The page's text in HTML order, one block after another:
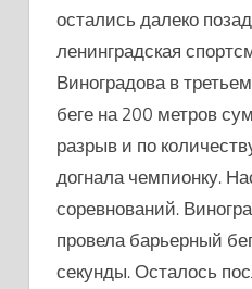
остались далеко
ленинградская
Виноградова в
беге на 200 метров
разрыв и по
догнала чемпионку.
соревнований.
провела барьерный
секунды. Осталось